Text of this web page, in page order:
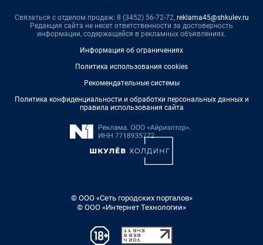
Связаться с отделом продаж: 8 (3452) 56-72-72, reklama45@shkulev.ru
Редакция сайта не несет ответственности за достоверность
информации, содержащейся в рекламных объявлениях.
Информация об ограничениях
Политика использования cookies
Рекомендательные системы
Политика конфиденциальности и обработки персональных данных и
правила использования сайта
© ООО «Сеть городских порталов»
© ООО «Интернет Технологии»